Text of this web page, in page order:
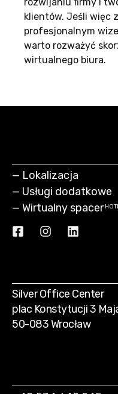
klientów. Jeśli więc
profesjonalnym
warto rozważyć
wirtualnego biura.
— Lokalizacja
— Usługi dodatkowe
— Wirtualny spacer
Silver Office Center
plac Konstytucji 3
50-083 Wrocław